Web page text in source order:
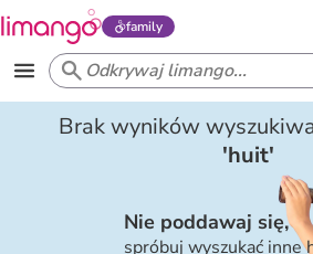
family
Brak wyników
'huit'
Nie poddawaj się,
spróbuj wyszukać inne